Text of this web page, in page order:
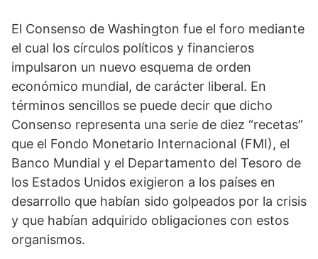
El Consenso de Washington fue el foro mediante
el cual los círculos políticos y financieros
impulsaron un nuevo esquema de orden
económico mundial, de carácter liberal. En
términos sencillos se puede decir que dicho
Consenso representa una serie de diez “recetas”
que el Fondo Monetario Internacional (FMI), el
Banco Mundial y el Departamento del Tesoro de
los Estados Unidos exigieron a los países en
desarrollo que habían sido golpeados por la crisis
y que habían adquirido obligaciones con estos
organismos.